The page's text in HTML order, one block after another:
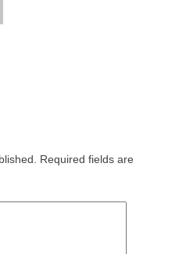
Required fields are